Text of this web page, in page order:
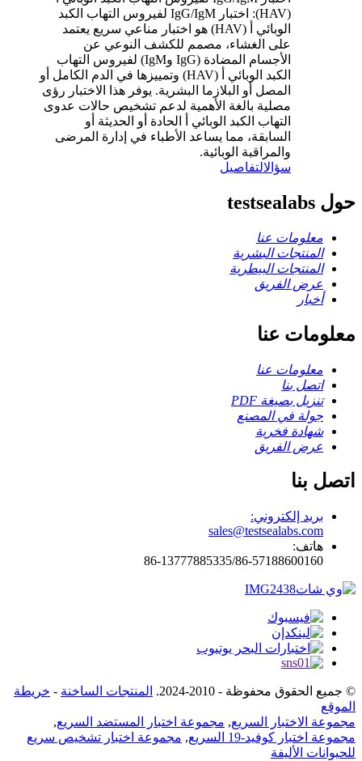
(HAV): اختبار IgG/IgM لفيروس التهاب الكبد
الوبائي أ (HAV) هو اختبار مناعي سريع يعتمد
على الغشاء، مصمم للكشف النوعي عن
الأجسام المضادة (IgG وIgM) لفيروس التهاب
الكبد الوبائي أ (HAV) وتمييزها في الدم الكامل أو
المصل أو البلازما البشرية. يوفر هذا الاختبار رؤى
مصلية بالغة الأهمية لدعم تشخيص حالات عدوى
التهاب الكبد الوبائي أ الحادة أو الحديثة أو
السابقة، مما يساعد الأطباء في إدارة المرضى
والمراقبة الوبائية.
سؤالالتفاصيل
حول testsealabs
معلومات عنا
المنتجات البشرية
المنتجات البيطرية
عرض الفريق
أخبار
معلومات عنا
معلومات عنا
اتصل بنا
تنزيل بصيغة PDF
جولة في المصنع
شهادة فخرية
عرض الفريق
اتصل بنا
بريد إلكتروني:
sales@testsealabs.com
هاتف:
86-13777885335/86-57188600160
© جميع الحقوق محفوظة - 2010-2024. المنتجات الساخنة - خريطة
الموقع
مجموعة الاختبار السريع, مجموعة اختبار المستضد السريع,
مجموعة اختبار كوفيد-19 السريع
, مجموعة اختبار تشخيص سريع
للحيوانات الأليفة